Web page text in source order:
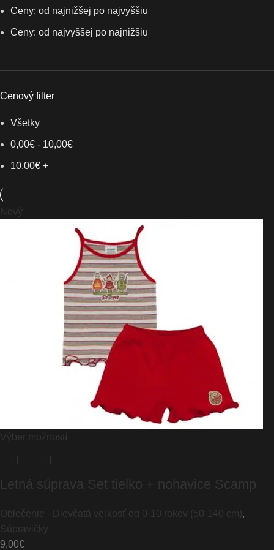
Ceny: od najnižšej po najvyššiu
Ceny: od najvyššej po najnižšiu
Cenový filter
Všetky
0,00€ - 10,00€
10,00€ +
Nový
Výber možností
Letná súprava Set tielko + nohavice Scamp
Oblečenie - Dievčatá veľkosť od 0-10 rokov (50-140 cm),
Súpravičky
9,00€